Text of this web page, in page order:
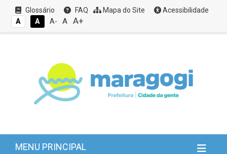
Glossário FAQ Mapa do Site
Acessibilidade
A
A A- A A+
MENU PRINCIPAL